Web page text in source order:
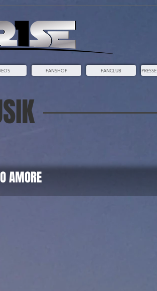
FANSHOP FANCLUB
AMORE